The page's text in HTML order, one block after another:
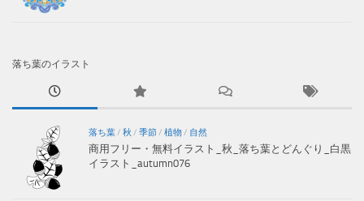
落ち葉のイラスト
落ち葉/ 秋 / 季節/ 植物/ 自然
商用フリー・無料イラスト_秋_落ち葉とどんぐり_白黒
イラスト_autumn076